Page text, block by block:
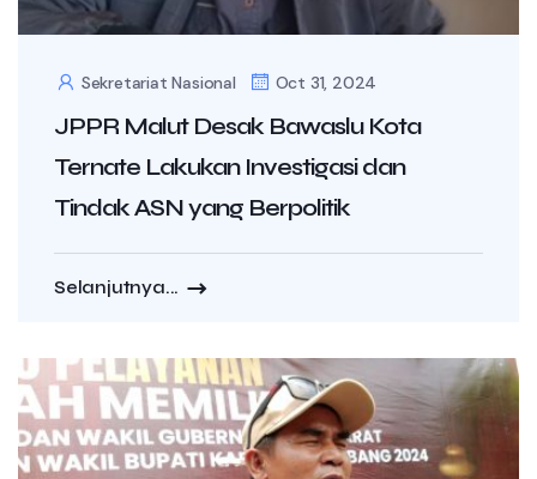
Sekretariat Nasional Oct 31, 2024
JPPR Malut Desak Bawaslu Kota
Ternate Lakukan Investigasi dan
Tindak ASN yang Berpolitik
Selanjutnya...